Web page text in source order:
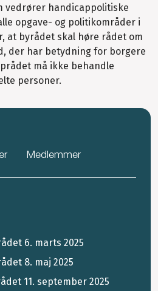
vedrører handicappolitiske
opgave- og politikområder i
at byrådet skal høre rådet om
der har betydning for borgere
må ikke behandle
personer.
Medlemmer
6. marts 2025
8. maj 2025
11. september 2025